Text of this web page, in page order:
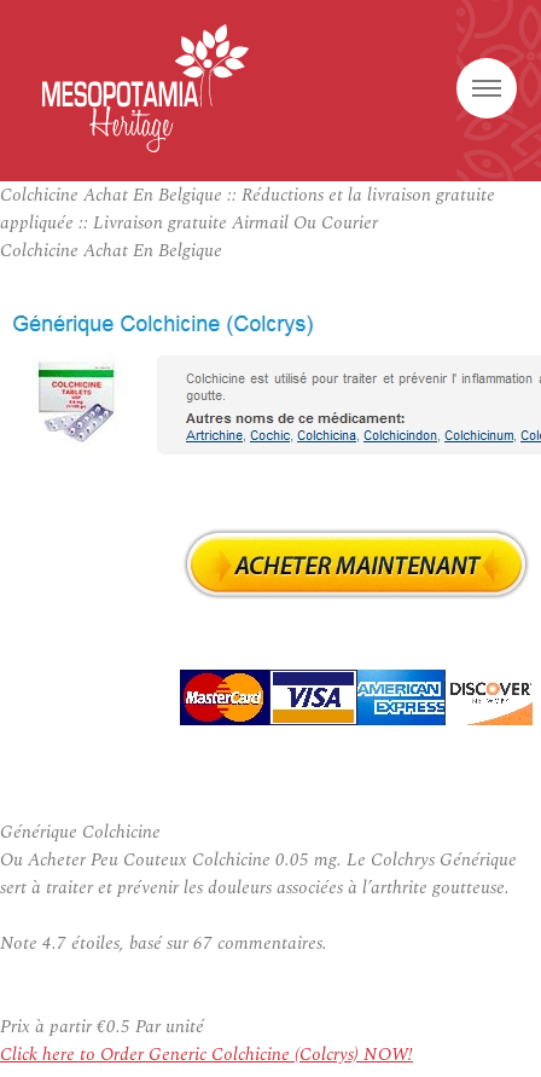
Colchicine Achat En Belgique :: Réductions et la livraison gratuite
appliquée :: Livraison gratuite Airmail Ou Courier
Colchicine Achat En Belgique
Générique Colchicine
Ou Acheter Peu Couteux Colchicine 0.05 mg. Le Colchrys Générique
sert à traiter et prévenir les douleurs associées à l’arthrite goutteuse.
Note 4.7étoiles, basé sur67commentaires.
Prix à partir€0.5 Par unité
Click here to Order Generic Colchicine (Colcrys) NOW!